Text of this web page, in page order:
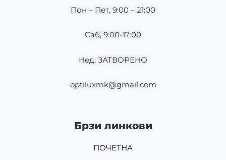
m
Пон – Пет, 9:00 – 21:00
Саб, 9:00-17:00
Нед, ЗАТВОРЕНО
optiluxmk@gmail.com
Брзи линкови
ПОЧЕТНА